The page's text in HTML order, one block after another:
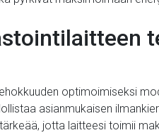
optimoimiseksi
asianmukaisen
jotta laitteesi toimii